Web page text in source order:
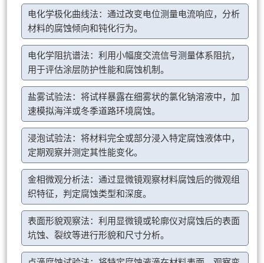
电化学极化曲线法：通过改变电位测量电流响应，分析
材料的腐蚀倾向和钝化行为。
电化学阻抗谱法：利用小幅度交流信号测量体系阻抗，
用于评估涂层防护性能和腐蚀机制。
盐雾试验法：将试样暴露在细雾状的氯化钠溶液中，加
速模拟海洋或冬季道路环境腐蚀。
浸泡试验法：将材料完全或部分浸入特定腐蚀液体中，
定期观察并测定其性能变化。
金相微观分析法：通过显微镜观察材料腐蚀后的微观组
织特征，判定腐蚀类型和深度。
表面形貌观察法：利用显微镜或轮廓仪对腐蚀后的表面
坑蚀、裂纹等进行形貌和尺寸分析。